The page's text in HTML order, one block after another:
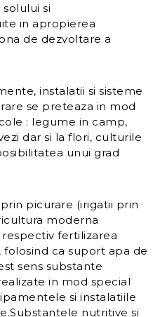
si
in apropierea
de dezvoltare a
instalatii si sisteme
se preteaza in mod
: legume in camp,
dar si la flori, culturile
unui grad
picurare (irigatii prin
moderna
fertilizarea
ca suport apa de
sens substante
in mod special
si instalatiile
nutritive si